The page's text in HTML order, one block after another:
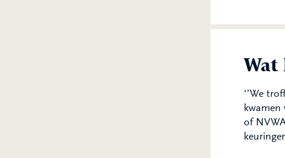
Wat
‘’We
of